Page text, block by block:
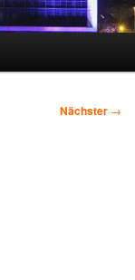
Nächster →